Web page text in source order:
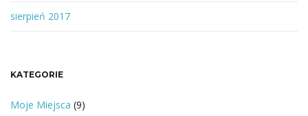
sierpień 2017
KATEGORIE
Moje Miejsca (9)